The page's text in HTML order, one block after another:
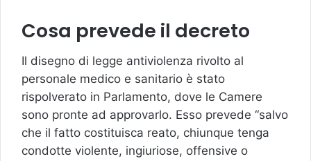
Cosa prevede il decreto
Il disegno di legge antiviolenza rivolto al
personale medico e sanitario è stato
rispolverato in Parlamento, dove le Camere
sono pronte ad approvarlo. Esso prevede “salvo
che il fatto costituisca reato, chiunque tenga
condotte violente, ingiuriose, offensive o